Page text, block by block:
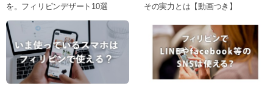
を。フィリピンデザート10選
その実力とは【動画つき】